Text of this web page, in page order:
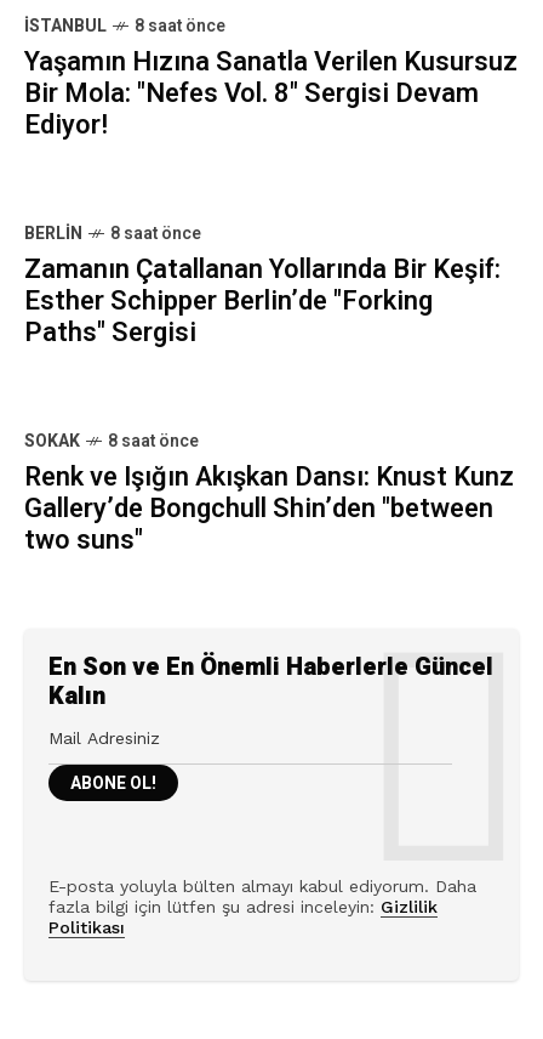
İSTANBUL 8 saat önce
Yaşamın Hızına Sanatla Verilen Kusursuz
Bir Mola: "Nefes Vol. 8" Sergisi Devam
Ediyor!
BERLIN 8 saat önce
Zamanın Çatallanan Yollarında Bir Keşif:
Esther Schipper Berlin’de "Forking
Paths" Sergisi
SOKAK 8 saat önce
Renk ve Işığın Akışkan Dansı: Knust Kunz
Gallery’de Bongchull Shin’den "between
two suns"
En Son ve En Önemli Haberlerle Güncel
Kalın
E-posta yoluyla bülten almayı kabul ediyorum. Daha
fazla bilgi için lütfen şu adresi inceleyin: Gizlilik
Politikası